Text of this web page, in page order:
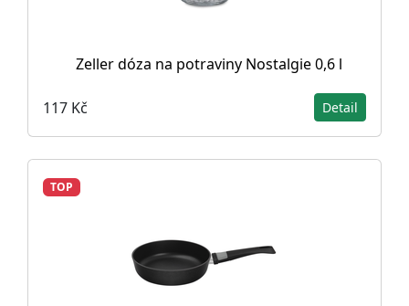
Zeller dóza na potraviny Nostalgie 0,6 l
117 Kč Detail
TOP